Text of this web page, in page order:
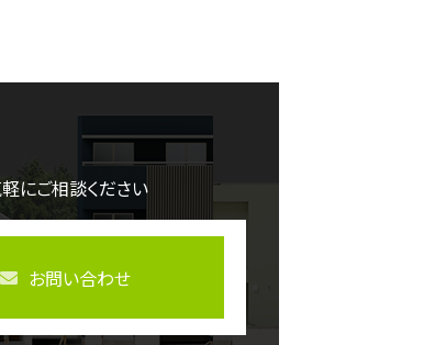
にご相談ください
お問い合わせ